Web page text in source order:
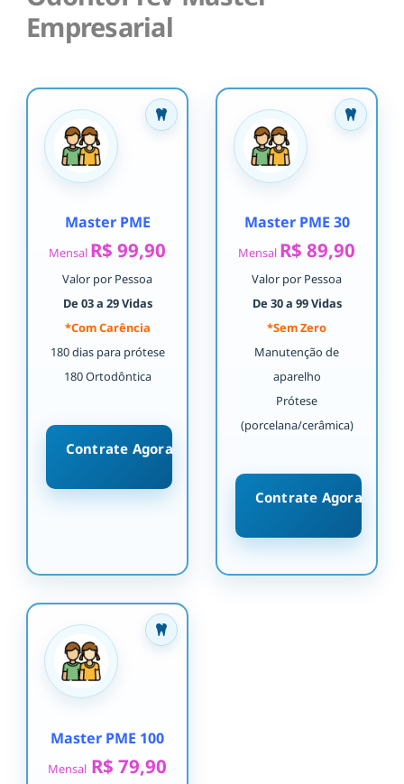
Empresarial
Master PME
Mensal R$ 99,90
Valor por Pessoa
De 03 a 29 Vidas
*Com Carência
180 dias para prótese
180 Ortodôntica
Contrate Agora
Master PME 30
Mensal R$ 89,90
Valor por Pessoa
De 30 a 99 Vidas
*Sem Zero
Manutenção de
aparelho
Prótese
(porcelana/cerâmica)
Contrate Agora
Master PME 100
Mensal R$ 79,90